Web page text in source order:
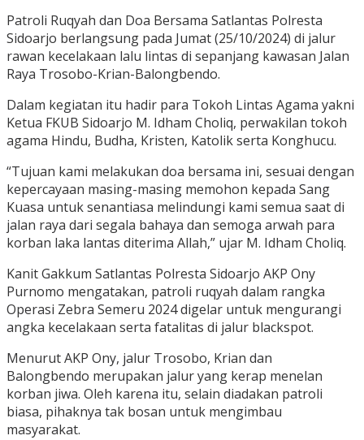
Patroli Ruqyah dan Doa Bersama Satlantas Polresta
Sidoarjo berlangsung pada Jumat (25/10/2024) di jalur
rawan kecelakaan lalu lintas di sepanjang kawasan Jalan
Raya Trosobo-Krian-Balongbendo.
Dalam kegiatan itu hadir para Tokoh Lintas Agama yakni
Ketua FKUB Sidoarjo M. Idham Choliq, perwakilan tokoh
agama Hindu, Budha, Kristen, Katolik serta Konghucu.
“Tujuan kami melakukan doa bersama ini, sesuai dengan
kepercayaan masing-masing memohon kepada Sang
Kuasa untuk senantiasa melindungi kami semua saat di
jalan raya dari segala bahaya dan semoga arwah para
korban laka lantas diterima Allah,” ujar M. Idham Choliq.
Kanit Gakkum Satlantas Polresta Sidoarjo AKP Ony
Purnomo mengatakan, patroli ruqyah dalam rangka
Operasi Zebra Semeru 2024 digelar untuk mengurangi
angka kecelakaan serta fatalitas di jalur blackspot.
Menurut AKP Ony, jalur Trosobo, Krian dan
Balongbendo merupakan jalur yang kerap menelan
korban jiwa. Oleh karena itu, selain diadakan patroli
biasa, pihaknya tak bosan untuk mengimbau
masyarakat.